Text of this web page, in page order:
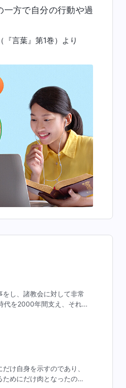
方で自分の行動や過
『言葉』第1巻）より
し、諸教会に対して非常
代を2000年間支え、それは
け自身を示すのであり、
めにだけ肉となったので